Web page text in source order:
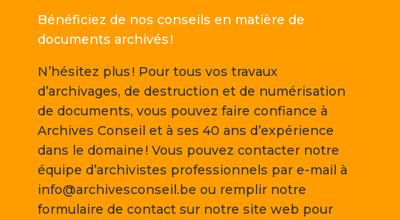
Bénéficiez de nos conseils en matière de
documents archivés !
N’hésitez plus ! Pour tous vos travaux
d’archivages, de destruction et de numérisation
de documents, vous pouvez faire confiance à
Archives Conseil et à ses 40 ans d’expérience
dans le domaine ! Vous pouvez contacter notre
équipe d’archivistes professionnels par e-mail à
info@archivesconseil.be ou remplir notre
formulaire de contact sur notre site web pour